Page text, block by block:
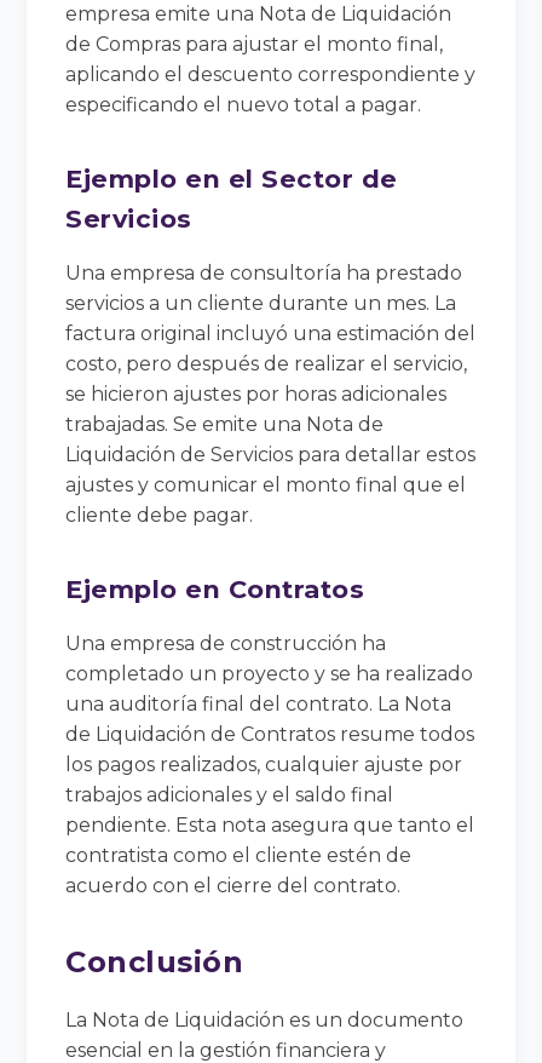
empresa emite una Nota de Liquidación
de Compras para ajustar el monto final,
aplicando el descuento correspondiente y
especificando el nuevo total a pagar.
Ejemplo en el Sector de
Servicios
Una empresa de consultoría ha prestado
servicios a un cliente durante un mes. La
factura original incluyó una estimación del
costo, pero después de realizar el servicio,
se hicieron ajustes por horas adicionales
trabajadas. Se emite una Nota de
Liquidación de Servicios para detallar estos
ajustes y comunicar el monto final que el
cliente debe pagar.
Ejemplo en Contratos
Una empresa de construcción ha
completado un proyecto y se ha realizado
una auditoría final del contrato. La Nota
de Liquidación de Contratos resume todos
los pagos realizados, cualquier ajuste por
trabajos adicionales y el saldo final
pendiente. Esta nota asegura que tanto el
contratista como el cliente estén de
acuerdo con el cierre del contrato.
Conclusión
La Nota de Liquidación es un documento
esencial en la gestión financiera y